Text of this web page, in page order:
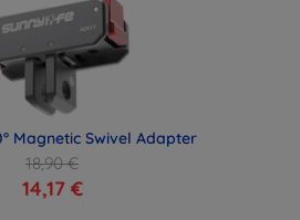
Magnetic Swivel Adapter
18,90 €
14,17 €